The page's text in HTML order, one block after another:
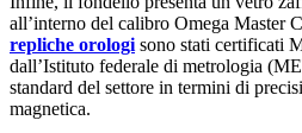
all’interno del calibro Omega Master
repliche orologi sono stati certificati
dall’Istituto federale di metrologia
standard del settore in termini di
magnetica.